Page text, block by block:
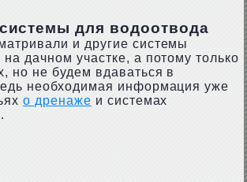
для водоотвода
и другие системы
дачном участке, а потому только
но не будем вдаваться в
необходимая информация уже
о дренаже и системах